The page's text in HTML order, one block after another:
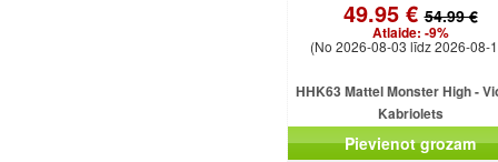
49.95 €54.99 €
Atlaide: -9%
(No 2026-08-03 līdz 2026-08-
HHK63 Mattel Monster High -
Kabriolets
Pievienot grozam